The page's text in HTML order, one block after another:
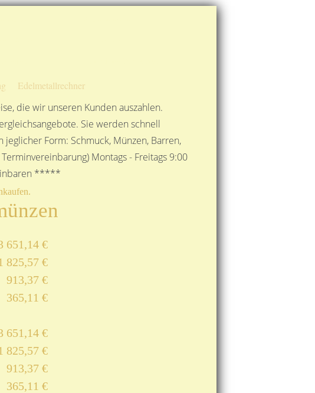
Edelmetallrechner
die wir unseren Kunden auszahlen.
Sie werden schnell
Form: Schmuck, Münzen, Barren,
Montags - Freitags 9:00
*****
651,14 €
825,57 €
913,37 €
365,11 €
651,14 €
825,57 €
913,37 €
365,11 €